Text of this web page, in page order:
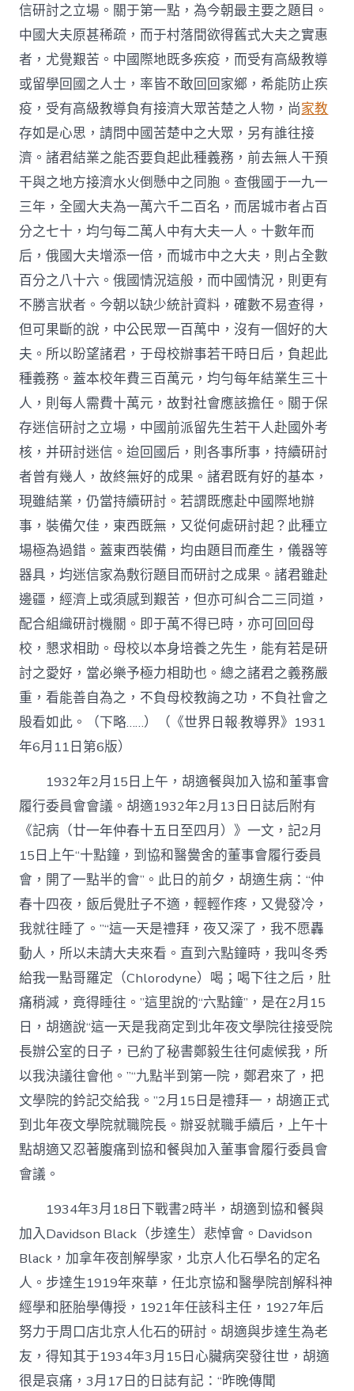
信研討之立場。關于第一點，為今朝最主要之題目。
中國大夫原甚稀疏，而于村落間欲得舊式大夫之實惠
者，尤覺艱苦。中國際地既多疾疫，而受有高級教導
或留學回國之人士，率皆不敢回回家鄉，希能防止疾
疫，受有高級教導負有接濟大眾苦楚之人物，尚家教
存如是心思，請問中國苦楚中之大眾，另有誰往接
濟。諸君結業之能否要負起此種義務，前去無人干預
干與之地方接濟水火倒懸中之同胞。查俄國于一九一
三年，全國大夫為一萬六千二百名，而居城市者占百
分之七十，均勻每二萬人中有大夫一人。十數年而
后，俄國大夫增添一倍，而城市中之大夫，則占全數
百分之八十六。俄國情況這般，而中國情況，則更有
不勝言狀者。今朝以缺少統計資料，確數不易查得，
但可果斷的說，中公民眾一百萬中，沒有一個好的大
夫。所以盼望諸君，于母校辦事若干時日后，負起此
種義務。蓋本校年費三百萬元，均勻每年結業生三十
人，則每人需費十萬元，故對社會應該擔任。關于保
存迷信研討之立場，中國前派留先生若干人赴國外考
核，并研討迷信。迨回國后，則各事所事，持續研討
者曾有幾人，故終無好的成果。諸君既有好的基本，
現雖結業，仍當持續研討。若謂既應赴中國際地辦
事，裝備欠佳，東西既無，又從何處研討起？此種立
場極為過錯。蓋東西裝備，均由題目而產生，儀器等
器具，均迷信家為敷衍題目而研討之成果。諸君雖赴
邊疆，經濟上或須感到艱苦，但亦可糾合二三同道，
配合組織研討機關。即于萬不得已時，亦可回回母
校，懇求相助。母校以本身培養之先生，能有若是研
討之愛好，當必樂予極力相助也。總之諸君之義務嚴
重，看能善自為之，不負母校教誨之功，不負社會之
殷看如此。（下略……）（《世界日報·教導界》1931
年6月11日第6版）
1932年2月15日上午，胡適餐與加入協和董事會
履行委員會會議。胡適1932年2月13日日誌后附有
《記病（廿一年仲春十五日至四月）》一文，記2月
15日上午“十點鐘，到協和醫黌舍的董事會履行委員
會，開了一點半的會”。此日的前夕，胡適生病：“仲
春十四夜，飯后覺肚子不適，輕輕作疼，又覺發冷，
我就往睡了。”“這一天是禮拜，夜又深了，我不愿轟
動人，所以未請大夫來看。直到六點鐘時，我叫冬秀
給我一點哥羅定（Chlorodyne）喝；喝下往之后，肚
痛稍減，竟得睡往。”這里說的“六點鐘”，是在2月15
日，胡適說“這一天是我商定到北年夜文學院往接受院
長辦公室的日子，已約了秘書鄭毅生往何處候我，所
以我決議往會他。”“九點半到第一院，鄭君來了，把
文學院的鈐記交給我。”2月15日是禮拜一，胡適正式
到北年夜文學院就職院長。辦妥就職手續后，上午十
點胡適又忍著腹痛到協和餐與加入董事會履行委員會
會議。
1934年3月18日下戰書2時半，胡適到協和餐與
加入Davidson Black（步達生）悲悼會。Davidson
Black，加拿年夜剖解學家，北京人化石學名的定名
人。步達生1919年來華，任北京協和醫學院剖解科神
經學和胚胎學傳授，1921年任該科主任，1927年后
努力于周口店北京人化石的研討。胡適與步達生為老
友，得知其于1934年3月15日心臟病突發往世，胡適
很是哀痛，3月17日的日誌有記：“昨晚傳聞